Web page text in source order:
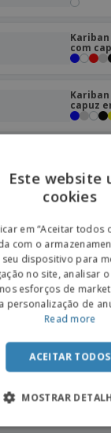
com
capuz
Fruit
B&C |
T-shirt
para
Russell
SOL'S |
Este website
cookies
em “Aceitar todos
com o
seu dispositivo para
no site, analisar
esforços de
a personalização de
Read more
ACEITAR TODOS
MOSTRAR